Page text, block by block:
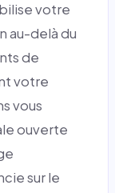
votre
au-delà du
de
votre
vous
ouverte
sur le